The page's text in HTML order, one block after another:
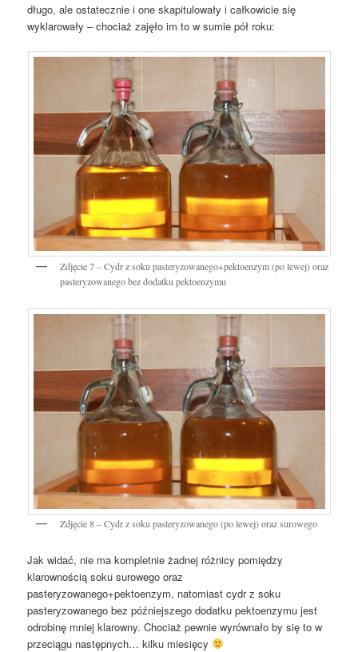
długo, ale ostatecznie i one skapitulowały i całkowicie się
wyklarowały – chociaż zajęło im to w sumie pół roku:
Zdjęcie 7 – Cydr z soku pasteryzowanego+pektoenzym (po lewej) oraz
pasteryzowanego bez dodatku pektoenzymu
Zdjęcie 8 – Cydr z soku pasteryzowanego (po lewej) oraz surowego
Jak widać, nie ma kompletnie żadnej różnicy pomiędzy
klarownością soku surowego oraz
pasteryzowanego+pektoenzym, natomiast cydr z soku
pasteryzowanego bez późniejszego dodatku pektoenzymu jest
odrobinę mniej klarowny. Chociaż pewnie wyrównało by się to w
przeciągu następnych… kilku miesięcy